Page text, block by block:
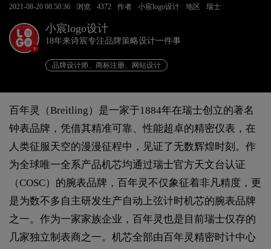
2021-08-20 08:50:36 浏览 4372 作者 小宸logo设计 地区 瑞士
v
小宸logo设计
18年来诗宸专注品牌策略设计一件事
品牌设计师、商标注册、网站设计
百年灵（Breitling）是一家于1884年在瑞士创立的著名
钟表品牌，凭借其精准可靠、性能超卓的精密仪表，在
人类征服天空的漫漫征程中，见证了无数辉煌时刻。作
为全球唯一全系产品机芯均通过瑞士官方天文台认证
（COSC）的腕表品牌，百年灵不仅象征着非凡精度，更
是为数不多自主研发生产自动上弦计时机芯的腕表品牌
之一。作为一家家族企业，百年灵也是目前瑞士仅存的
几家独立制表商之一。机芯全部由百年灵精密时计中心